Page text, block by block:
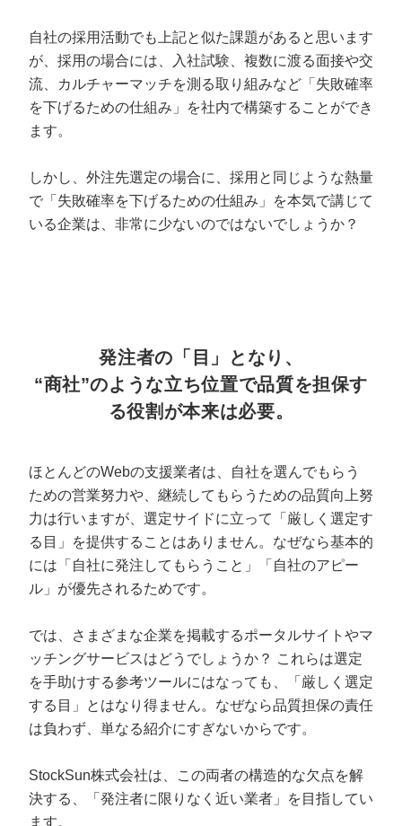
自社の採用活動でも上記と似た課題があると思います
が、採用の場合には、入社試験、複数に渡る面接や交
流、カルチャーマッチを測る取り組みなど「失敗確率
を下げるための仕組み」を社内で構築することができ
ます。
しかし、外注先選定の場合に、採用と同じような熱量
で「失敗確率を下げるための仕組み」を本気で講じて
いる企業は、非常に少ないのではないでしょうか？
発注者の「目」となり、
“商社”のような立ち位置で品質を担保す
る役割が本来は必要。
ほとんどのWebの支援業者は、自社を選んでもらう
ための営業努力や、継続してもらうための品質向上努
力は行いますが、選定サイドに立って「厳しく選定す
る目」を提供することはありません。なぜなら基本的
には「自社に発注してもらうこと」「自社のアピー
ル」が優先されるためです。
では、さまざまな企業を掲載するポータルサイトやマ
ッチングサービスはどうでしょうか？ これらは選定
を手助けする参考ツールにはなっても、「厳しく選定
する目」とはなり得ません。なぜなら品質担保の責任
は負わず、単なる紹介にすぎないからです。
StockSun株式会社は、この両者の構造的な欠点を解
決する、「発注者に限りなく近い業者」を目指してい
ます。